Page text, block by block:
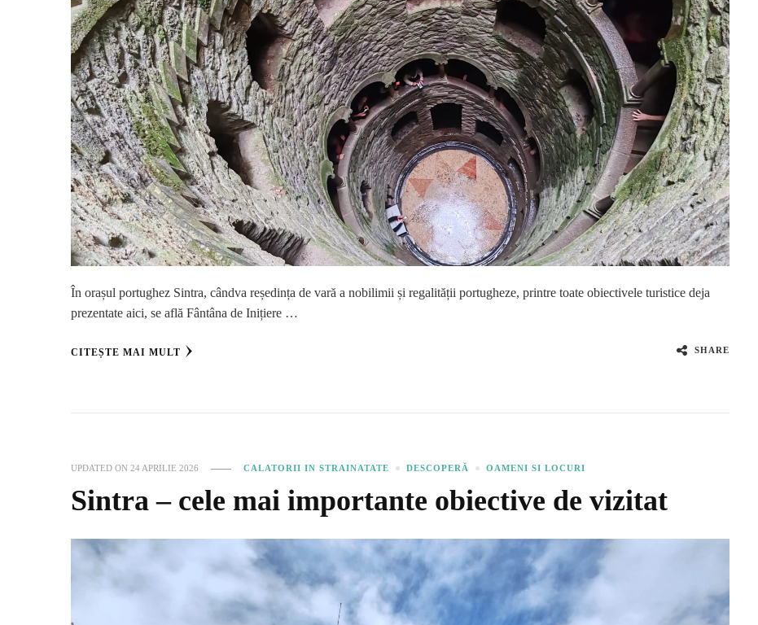
În orașul portughez Sintra, cândva reședința de vară a nobilimii și regalității portugheze, printre toate obiectivele turistice deja
prezentate aici, se află Fântâna de Inițiere …
CITEȘTE MAI MULT SHARE
UPDATED ON 24 APRILIE 2026 CALATORII IN STRAINATATE DESCOPERĂ OAMENI SI LOCURI
Sintra – cele mai importante obiective de vizitat